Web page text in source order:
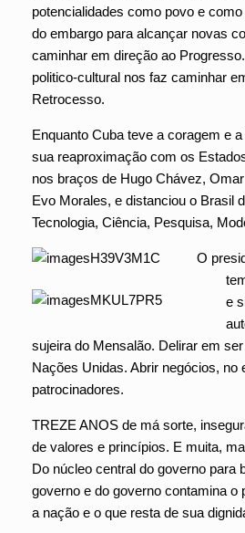
potencialidades como povo e
do embargo para alcançar novas
caminhar em direção ao
politico-cultural nos faz caminhar
Retrocesso.
Enquanto Cuba teve a coragem e
sua reaproximação com os
nos braços de Hugo Chávez,
Evo Morales, e distanciou o Brasil
Tecnologia, Ciência, Pesquisa,
O
e
sujeira do Mensalão. Delirar em
Nações Unidas. Abrir negócios, no
patrocinadores.
TREZE ANOS de má sorte,
de valores e princípios. E muita,
Do núcleo central do governo para
governo e do governo contamina o
a nação e o que resta de sua